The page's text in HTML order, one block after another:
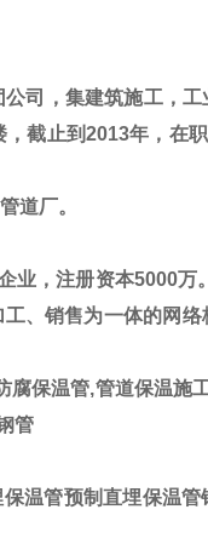
司，集建筑施工，
截止到2013年，在
道厂。
业，注册资本5000万
、销售为一体的网
保温管,管道保温施
管
温管预制直埋保温